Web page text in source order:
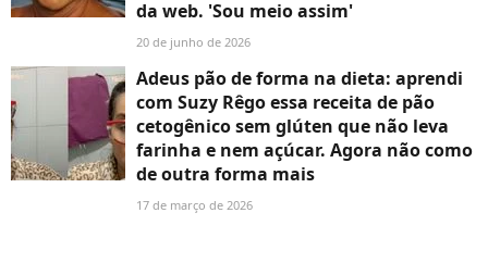
da web. 'Sou meio assim'
20 de junho de 2026
Adeus pão de forma na dieta: aprendi
com Suzy Rêgo essa receita de pão
cetogênico sem glúten que não leva
farinha e nem açúcar. Agora não como
de outra forma mais
17 de março de 2026